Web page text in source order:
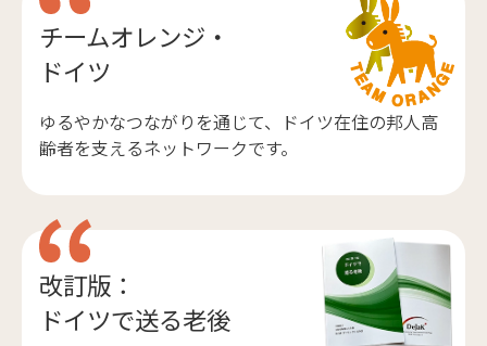
チームオレンジ・
ドイツ
ゆるやかなつながりを通じて、ドイツ在住の邦人高
齢者を支えるネットワークです。
改訂版：
ドイツで送る老後